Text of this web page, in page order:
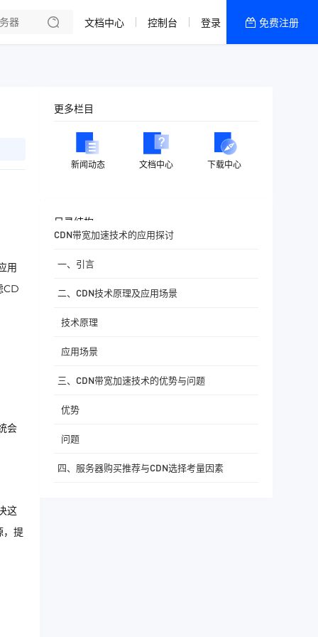
香港精品CN2云
文档中心 控制台 登录 免费注册
用
CD
会
这
，提
更多栏目
新闻动态 文档中心 下载中心
目录结构
CDN带宽加速技术的应用探讨
一、引言
二、CDN技术原理及应用场景
技术原理
应用场景
三、CDN带宽加速技术的优势与问题
优势
问题
四、服务器购买推荐与CDN选择考量因素